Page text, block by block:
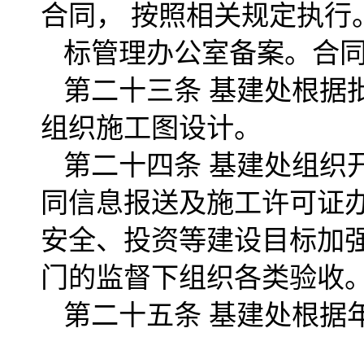
合同， 按照相关规定执
标管理办公室备案。合
第二十三条 基建处根据
组织施工图设计。
第二十四条 基建处组织
同信息报送及施工许可证
安全、投资等建设目标加
门的监督下组织各类验收
第二十五条 基建处根据